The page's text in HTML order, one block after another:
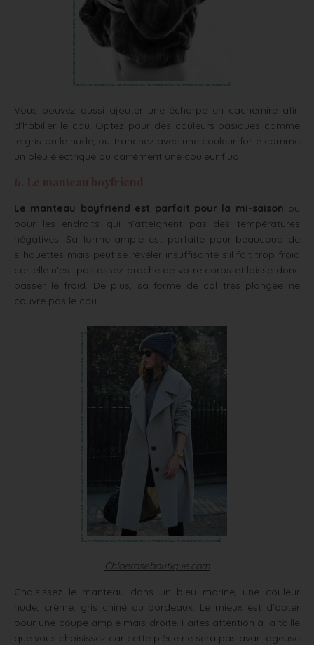
Vous pouvez aussi ajouter une écharpe en cachemire afin
d’habiller le cou. Optez pour des couleurs basiques comme
le gris ou le nude, ou tranchez avec une couleur forte comme
un bleu électrique ou carrément une couleur fluo.
Le manteau boyfriend est parfait pour la mi-saison ou
pour les endroits qui n’atteignent pas des températures
négatives. Sa forme ample est parfaite pour beaucoup de
silhouettes mais peut se révéler insuffisante s’il fait trop froid
car elle n’est pas assez proche de votre corps et laisse donc
passer le froid. De plus, sa forme de col très plongée ne
couvre pas le cou.
Chloeroseboutique.com
Choisissez le manteau dans un bleu marine, une couleur
nude, crème, gris chiné ou bordeaux. Le mieux est d’opter
pour une coupe ample mais droite. Faites attention à la taille
que vous choisissez car cette pièce ne sera pas avantageuse